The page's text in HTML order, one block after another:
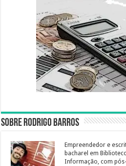
Sobre Rodrigo Barros
Empreendedor e
bacharel em
Informação, com